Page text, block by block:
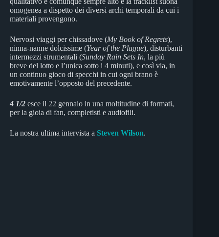
omogenea a dispetto dei diversi archi temporali da cui i
materiali provengono.
Nervosi viaggi per chissadove (My Book of Regrets),
ninna-nanne dolcissime (Year of the Plague), disturbanti
intermezzi strumentali (Sunday Rain Sets In, la più
breve del lotto e l’unica sotto i 4 minuti), e così via, in
un continuo gioco di specchi in cui ogni brano è
emotivamente l’opposto del precedente.
4 1/2 esce il 22 gennaio in una moltitudine di formati,
per la gioia di fan, completisti e audiofili.
La nostra ultima intervista a Steven Wilson.